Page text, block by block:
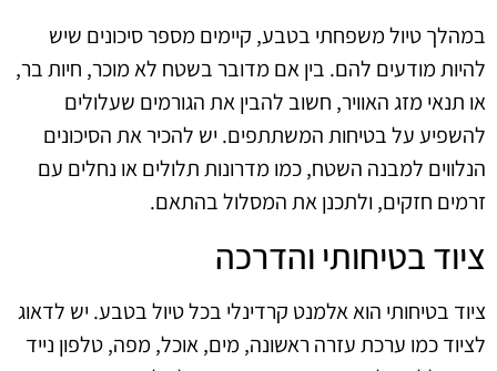
במהלך טיול משפחתי בטבע, קיימים מספר סיכונים שיש
להיות מודעים להם. בין אם מדובר בשטח לא מוכר, חיות בר,
או תנאי מזג האוויר, חשוב להבין את הגורמים שעלולים
להשפיע על בטיחות המשתתפים. יש להכיר את הסיכונים
הנלווים למבנה השטח, כמו מדרונות תלולים או נחלים עם
זרמים חזקים, ולתכנן את המסלול בהתאם.
ציוד בטיחותי והדרכה
ציוד בטיחותי הוא אלמנט קרדינלי בכל טיול בטבע. יש לדאוג
לציוד כמו ערכת עזרה ראשונה, מים, אוכל, מפה, טלפון נייד